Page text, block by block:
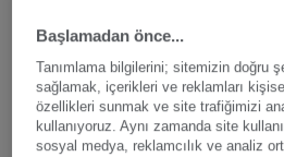
Toplam kalınlık:2,50 mm
Rulo (3 ref.)
Başlamadan önce...
Tanımlama bilgilerini; sitemizin doğru
sağlamak, içerikleri ve reklamları
özellikleri sunmak ve site trafiğimizi
kullanıyoruz. Aynı zamanda site
sosyal medya, reklamcılık ve analiz